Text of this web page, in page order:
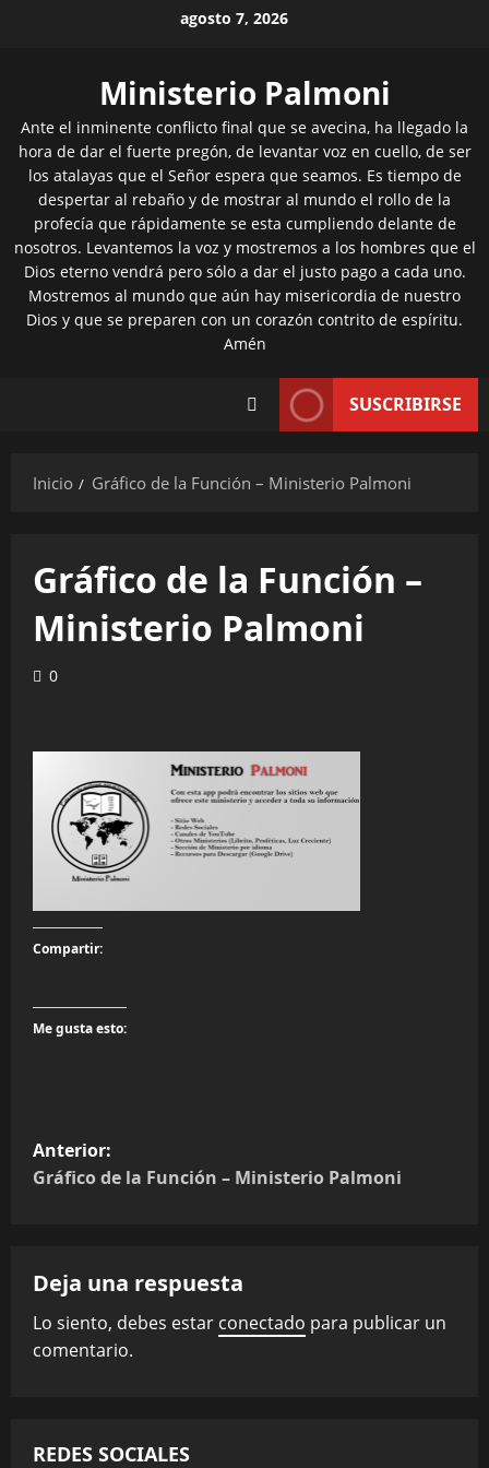
agosto 7, 2026
Ministerio Palmoni
Ante el inminente conflicto final que se avecina, ha llegado la
hora de dar el fuerte pregón, de levantar voz en cuello, de ser
los atalayas que el Señor espera que seamos. Es tiempo de
despertar al rebaño y de mostrar al mundo el rollo de la
profecía que rápidamente se esta cumpliendo delante de
nosotros. Levantemos la voz y mostremos a los hombres que el
Dios eterno vendrá pero sólo a dar el justo pago a cada uno.
Mostremos al mundo que aún hay misericordia de nuestro
Dios y que se preparen con un corazón contrito de espíritu.
Amén
SUSCRIBIRSE
Inicio Gráfico de la Función – Ministerio Palmoni
Gráfico de la Función –
Ministerio Palmoni
0
Compartir:
Me gusta esto:
N
a
e
g
a
Anterior:
Gráfico de la Función – Ministerio Palmoni
Deja una respuesta
Lo siento, debes estar conectado para publicar un
comentario.
REDES SOCIALES